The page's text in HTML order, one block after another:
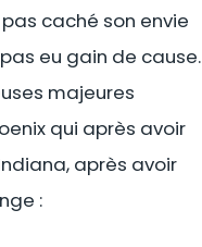
caché son envie
eu gain de cause.
majeures
qui après avoir
après avoir
: